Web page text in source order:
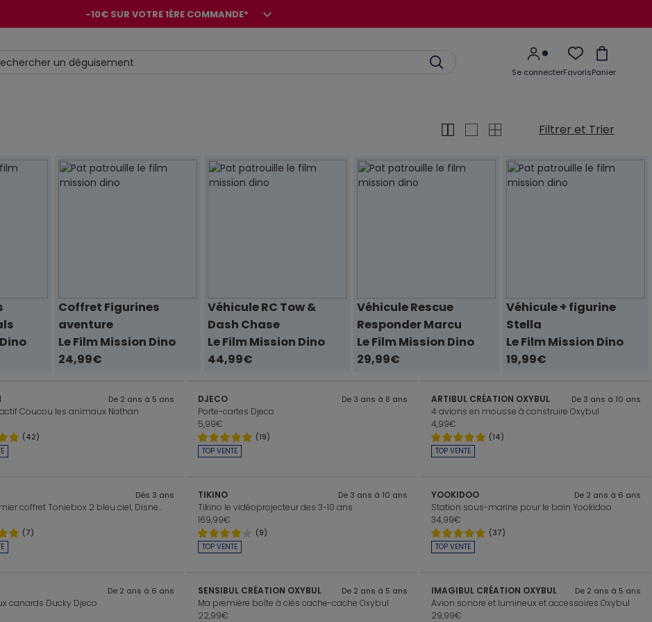
-10€ SUR VOTRE 1ÈRE COMMANDE*
-10€ SUR VOTRE 1ÈRE COMMANDE* Se connecter Panier
Favoris
Filtrer et Trier
Coffret Figurines
aventure
Le Film Mission Dino
24,99€
Véhicule RC Tow &
Dash Chase
Le Film Mission Dino
44,99€
Véhicule Rescue
Responder Marcu
Le Film Mission Dino
29,99€
Véhicule + figurine
Stella
Le Film Mission Dino
19,99€
De 2 ans à 5 ans
Coucou les animaux Nathan
(42)
TOP VENTE
DJECO De 3 ans à 8 ans
Porte-cartes Djeco
5,99€
(19)
TOP VENTE
ARTIBUL CRÉATION OXYBUL De 3 ans à 10 ans
4 avions en mousse à construire Oxybul
4,99€
(14)
Dès 3 ans
Mon premier coffret Toniebox 2 bleu ciel, Disney (Stitch + Le Roi Lion)
(7)
TOP VENTE
TIKINO De 3 ans à 10 ans
Tikino le vidéoprojecteur des 3-10 ans
169,99€
(9)
TOP VENTE
YOOKIDOO De 2 ans à 6 ans
Station sous-marine pour le bain Yookidoo
34,99€
(37)
De 2 ans à 6 ans
canards Ducky Djeco
SENSIBUL CRÉATION OXYBUL De 2 ans à 5 ans
Ma première boîte à clés cache-cache Oxybul
22,99€
IMAGIBUL CRÉATION OXYBUL De 2 ans à 5 ans
Avion sonore et lumineux et accessoires Oxybul
29,99€